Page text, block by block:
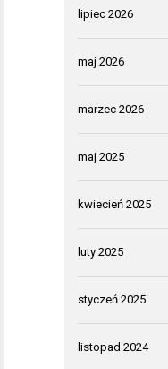
lipiec 2026
maj 2026
marzec 2026
maj 2025
kwiecień 2025
luty 2025
styczeń 2025
listopad 2024